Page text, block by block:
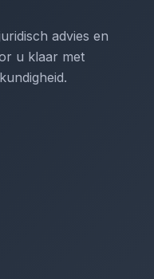
advies en
u klaar met